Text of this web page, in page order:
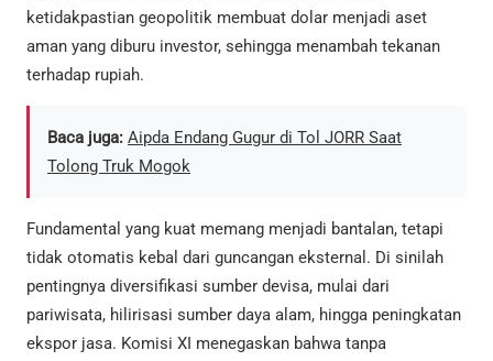
ketidakpastian geopolitik membuat dolar menjadi aset
aman yang diburu investor, sehingga menambah tekanan
terhadap rupiah.
Baca juga: Aipda Endang Gugur di Tol JORR Saat
Tolong Truk Mogok
Fundamental yang kuat memang menjadi bantalan, tetapi
tidak otomatis kebal dari guncangan eksternal. Di sinilah
pentingnya diversifikasi sumber devisa, mulai dari
pariwisata, hilirisasi sumber daya alam, hingga peningkatan
ekspor jasa. Komisi XI menegaskan bahwa tanpa